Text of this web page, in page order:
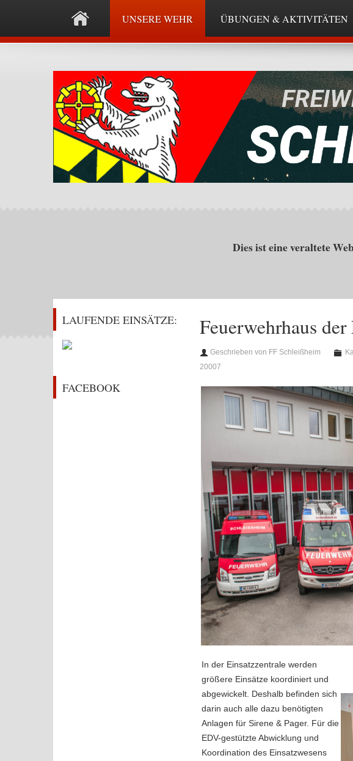
UNSERE WEHR ÜBUNGEN & AKTIVITÄTEN
Dies ist eine veraltete
LAUFENDE EINSÄTZE:
FACEBOOK
Feuerwehrhaus
Geschrieben von FF Schleißheim
20007
In der Einsatzzentrale werden
größere Einsätze koordiniert und
abgewickelt. Deshalb befinden sich
darin auch alle dazu benötigten
Anlagen für Sirene & Pager. Für die
EDV-gestützte Abwicklung und
Koordination des Einsatzwesens